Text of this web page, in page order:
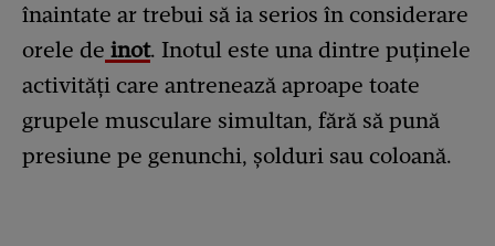
înaintate ar trebui să ia serios în considerare
orele de inot. Inotul este una dintre puținele
activități care antrenează aproape toate
grupele musculare simultan, fără să pună
presiune pe genunchi, șolduri sau coloană.